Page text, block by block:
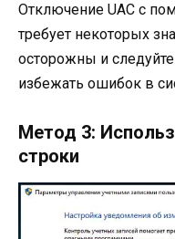
Отключение UAC с
требует некоторых
осторожны и
избежать ошибок в
Метод 3:
строки